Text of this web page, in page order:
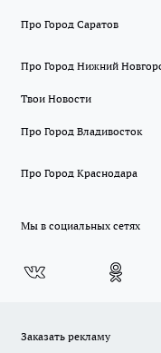
Про Город Саратов
Про Город Нижний
Твои Новости
Про Город Владивосток
Про Город Краснодара
Мы в социальных сетях
Заказать рекламу